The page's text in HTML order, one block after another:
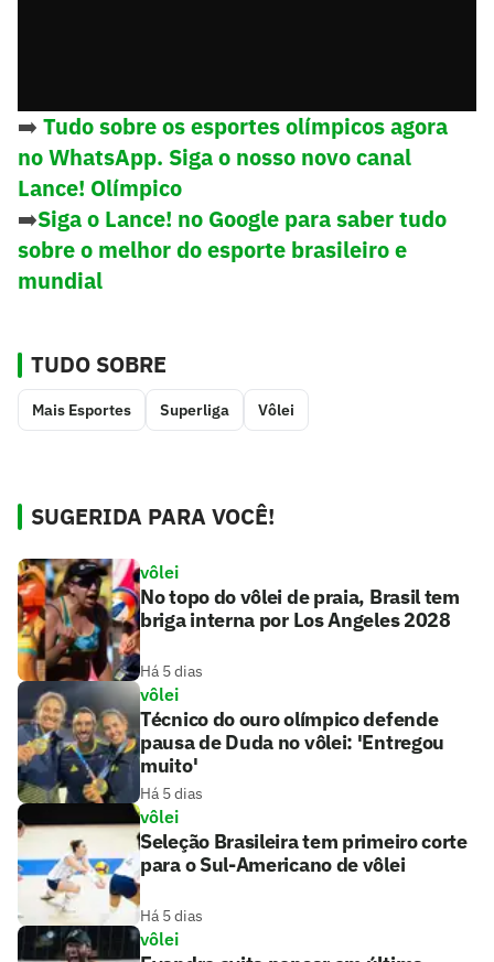
➡️ Tudo sobre os esportes olímpicos agora
no WhatsApp. Siga o nosso novo canal
Lance! Olímpico
➡️Siga o Lance! no Google para saber tudo
sobre o melhor do esporte brasileiro e
mundial
TUDO SOBRE
Mais Esportes Superliga Vôlei
SUGERIDA PARA VOCÊ!
vôlei
No topo do vôlei de praia, Brasil tem
briga interna por Los Angeles 2028
Há 5 dias
vôlei
Técnico do ouro olímpico defende
pausa de Duda no vôlei: 'Entregou
muito'
Há 5 dias
vôlei
Seleção Brasileira tem primeiro corte
para o Sul-Americano de vôlei
Há 5 dias
vôlei